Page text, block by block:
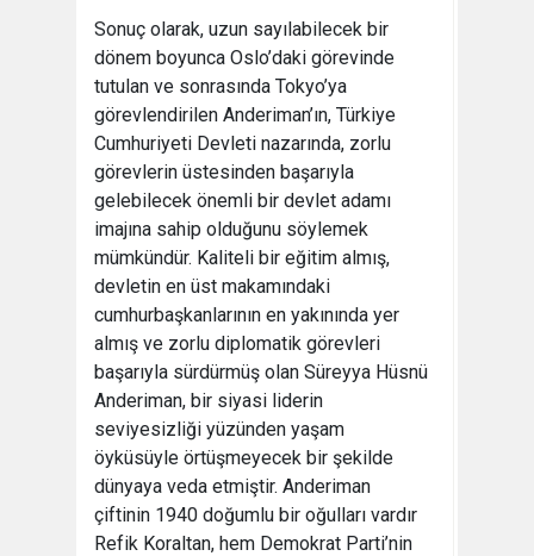
Sonuç olarak, uzun sayılabilecek bir
dönem boyunca Oslo’daki görevinde
tutulan ve sonrasında Tokyo’ya
görevlendirilen Anderiman’ın, Türkiye
Cumhuriyeti Devleti nazarında, zorlu
görevlerin üstesinden başarıyla
gelebilecek önemli bir devlet adamı
imajına sahip olduğunu söylemek
mümkündür. Kaliteli bir eğitim almış,
devletin en üst makamındaki
cumhurbaşkanlarının en yakınında yer
almış ve zorlu diplomatik görevleri
başarıyla sürdürmüş olan Süreyya Hüsnü
Anderiman, bir siyasi liderin
seviyesizliği yüzünden yaşam
öyküsüyle örtüşmeyecek bir şekilde
dünyaya veda etmiştir. Anderiman
çiftinin 1940 doğumlu bir oğulları vardır
Refik Koraltan, hem Demokrat Parti’nin